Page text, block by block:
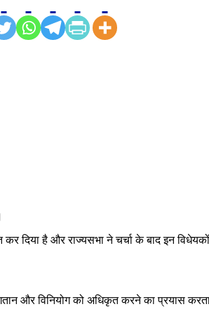
दिया है और राज्यसभा ने चर्चा के बाद इन
और विनियोग को अधिकृत करने का प्रयास